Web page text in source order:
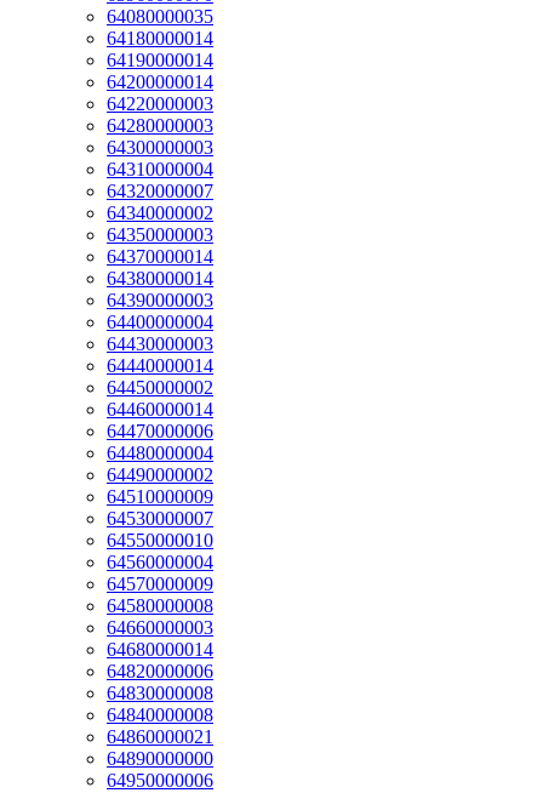
64080000035
64180000014
64190000014
64200000014
64220000003
64280000003
64300000003
64310000004
64320000007
64340000002
64350000003
64370000014
64380000014
64390000003
64400000004
64430000003
64440000014
64450000002
64460000014
64470000006
64480000004
64490000002
64510000009
64530000007
64550000010
64560000004
64570000009
64580000008
64660000003
64680000014
64820000006
64830000008
64840000008
64860000021
64890000000
64950000006